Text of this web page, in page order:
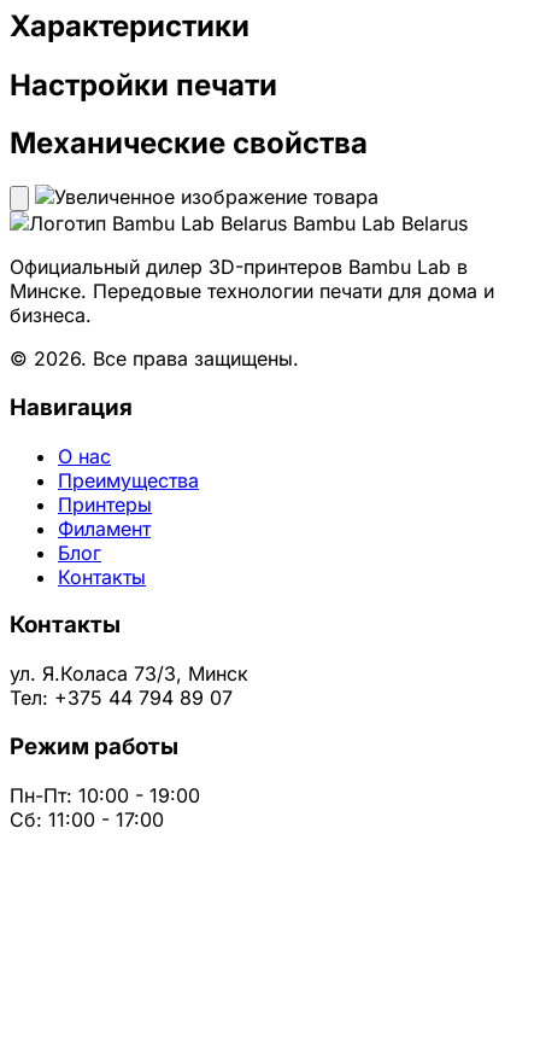
Характеристики
Настройки печати
Механические свойства
Bambu Lab Belarus
Официальный дилер 3D-принтеров Bambu Lab в
Минске. Передовые технологии печати для дома и
бизнеса.
© 2026. Все права защищены.
Навигация
О нас
Преимущества
Принтеры
Филамент
Блог
Контакты
Контакты
ул. Я.Коласа 73/3, Минск
Тел: +375 44 794 89 07
Режим работы
Пн-Пт: 10:00 - 19:00
Сб: 11:00 - 17:00